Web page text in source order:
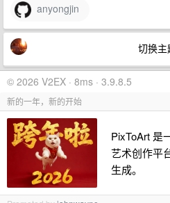
anyongjin
切换主
© 2026 V2EX · 8ms · 3.9.8.5
新的一年，新的开始
PixToArt 是
艺术创作平
生成。